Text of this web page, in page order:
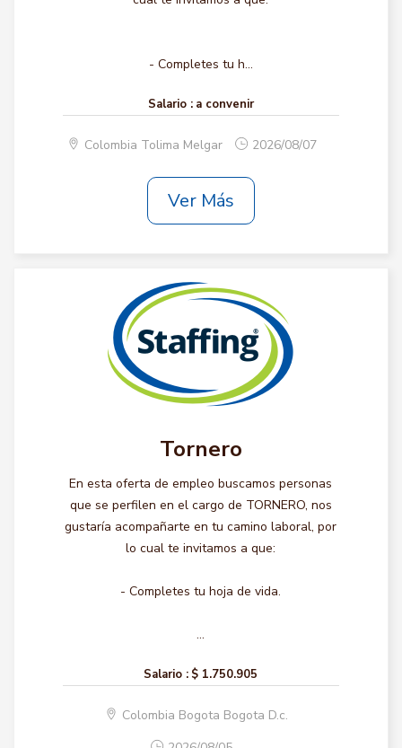
- Completes tu h...
Salario : a convenir
Colombia Tolima Melgar 2026/08/07
Ver Más
Tornero
En esta oferta de empleo buscamos personas
que se perfilen en el cargo de TORNERO, nos
gustaría acompañarte en tu camino laboral, por
lo cual te invitamos a que:
- Completes tu hoja de vida.
...
Salario : $ 1.750.905
Colombia Bogota Bogota D.c.